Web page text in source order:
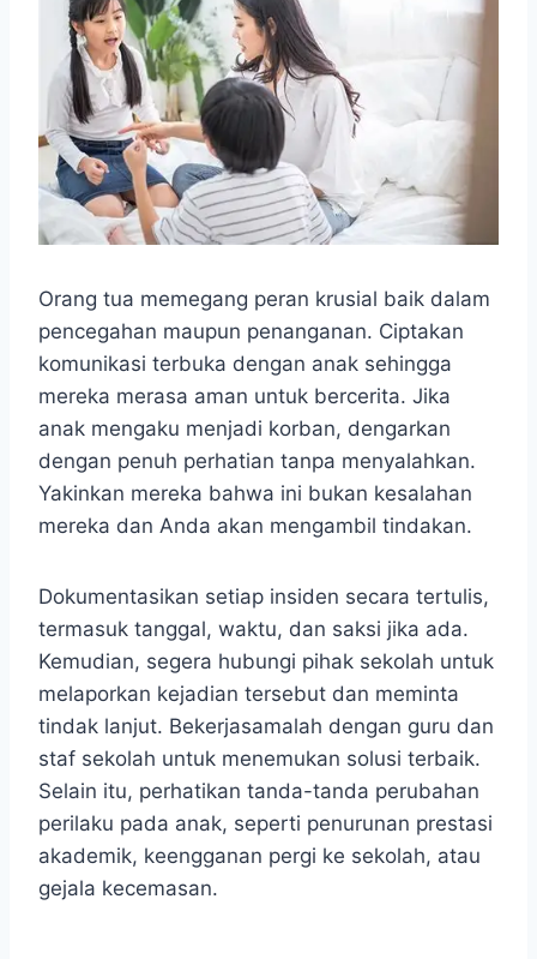
Orang tua memegang peran krusial baik dalam
pencegahan maupun penanganan. Ciptakan
komunikasi terbuka dengan anak sehingga
mereka merasa aman untuk bercerita. Jika
anak mengaku menjadi korban, dengarkan
dengan penuh perhatian tanpa menyalahkan.
Yakinkan mereka bahwa ini bukan kesalahan
mereka dan Anda akan mengambil tindakan.
Dokumentasikan setiap insiden secara tertulis,
termasuk tanggal, waktu, dan saksi jika ada.
Kemudian, segera hubungi pihak sekolah untuk
melaporkan kejadian tersebut dan meminta
tindak lanjut. Bekerjasamalah dengan guru dan
staf sekolah untuk menemukan solusi terbaik.
Selain itu, perhatikan tanda-tanda perubahan
perilaku pada anak, seperti penurunan prestasi
akademik, keengganan pergi ke sekolah, atau
gejala kecemasan.